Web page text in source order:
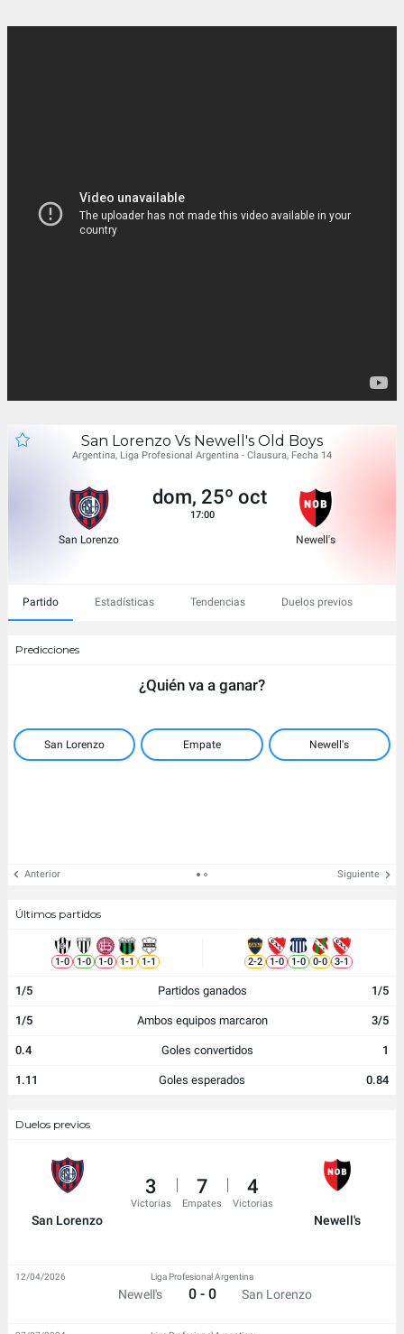
San Lorenzo Vs Newell's Old Boys
Argentina, Liga Profesional Argentina - Clausura, Fecha 14
San Lorenzo
dom, 25º oct
17:00
Newell's
Partido Estadísticas Tendencias Duelos previos
Predicciones
¿Quién va a ganar?
San Lorenzo Empate Newell's
Anterior Siguiente
Últimos partidos
1-0 1-0 1-0 1-1 1-1 2-2 1-0 1-0 0-0 3-1
1/5 Partidos ganados 1/5
1/5 Ambos equipos marcaron 3/5
0.4 Goles convertidos 1
1.11 Goles esperados 0.84
Duelos previos
San Lorenzo
3
Victorias
7
Empates
4
Victorias
Newell's
Newell's
Liga Profesional Argentina
0 - 0 San Lorenzo
12/04/2026